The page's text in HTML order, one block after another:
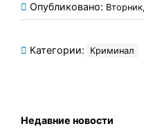
Опубликовано:
Категории: Криминал
Недавние новости